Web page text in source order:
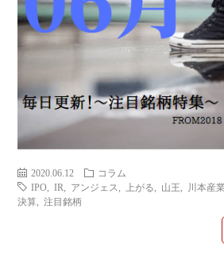
2020.06.12
コラム
IPO
,IR アンジェス 上がる 山王 川本産業
決算 ,注目銘柄